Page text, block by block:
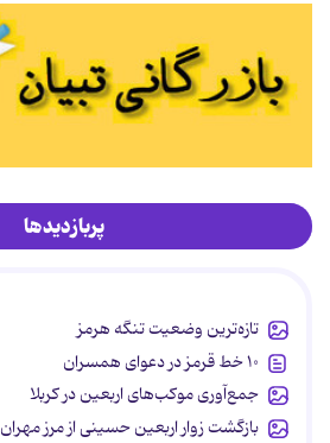
پربازدیدها
تازه‌ترین وضعیت تنگه هرمز
۱۰ خط قرمز در دعوای همسران
جمع‌آوری موکب‌های اربعین در کربلا
بازگشت زوار اربعین حسینی از مرز مهران